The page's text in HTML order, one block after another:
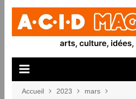
Aller
contenu
Accueil 2023
mars